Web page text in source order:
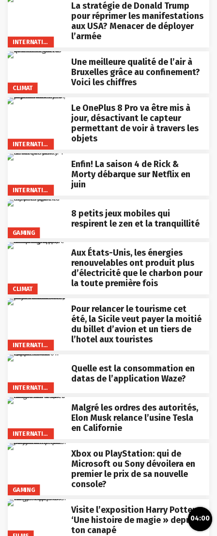
INTERNATIONAL
La stratégie de Donald Trump
pour réprimer les manifestations
aux USA? Menacer de déployer
l’armée
CLIMAT
Une meilleure qualité de l’air à
Bruxelles grâce au confinement?
Voici les chiffres
INTERNATIONAL
Le OnePlus 8 Pro va être mis à
jour, désactivant le capteur
permettant de voir à travers les
objets
INTERNATIONAL
Enfin! La saison 4 de Rick &
Morty débarque sur Netflix en
juin
GAMING
8 petits jeux mobiles qui
respirent le zen et la tranquillité
CLIMAT
Aux États-Unis, les énergies
renouvelables ont produit plus
d’électricité que le charbon pour
la toute première fois
INTERNATIONAL
Pour relancer le tourisme cet
été, la Sicile veut payer la moitié
du billet d’avion et un tiers de
l’hotel aux touristes
INTERNATIONAL
Quelle est la consommation en
datas de l’application Waze?
INTERNATIONAL
Malgré les ordres des autorités,
Elon Musk relance l’usine Tesla
en Californie
GAMING
Xbox ou PlayStation: qui de
Microsoft ou Sony dévoilera en
premier le prix de sa nouvelle
console?
Visite l’exposition Harry Potter
‘Une histoire de magie » depuis
ton canapé
04:00